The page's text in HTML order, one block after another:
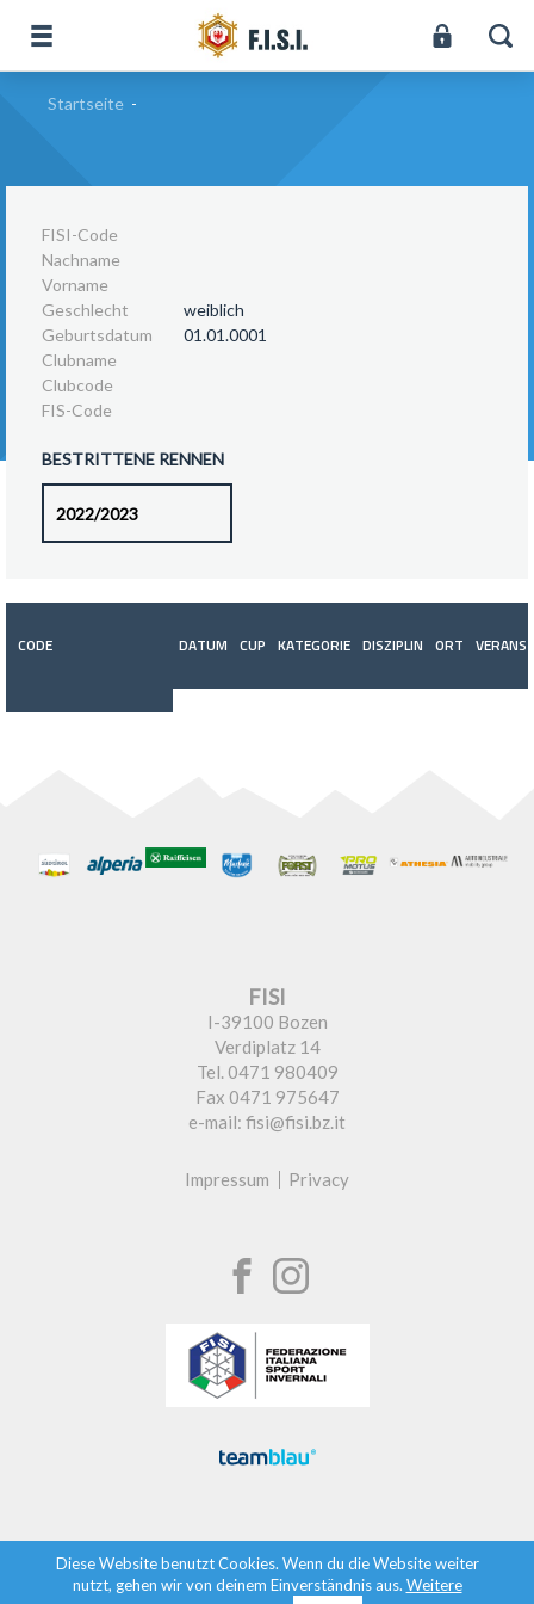
Startseite -
FISI-Code
Nachname
Vorname
Geschlecht
weiblich
Geburtsdatum
01.01.0001
Clubname
Clubcode
FIS-Code
BESTRITTENE RENNEN
CODE DATUM CUP KATEGORIE DISZIPLIN ORT
FISI
I-39100 Bozen
Verdiplatz 14
Tel. 0471 980409
Fax 0471 975647
e-mail: fisi@fisi.bz.it
Impressum Privacy
Diese Website benutzt Cookies. Wenn du die Website weiter
nutzt, gehen wir von deinem Einverständnis aus. Weitere